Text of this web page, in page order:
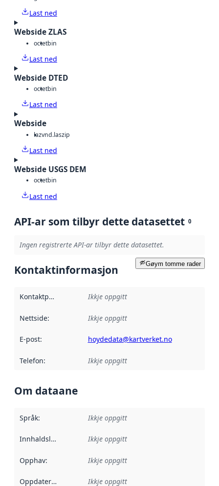
Last ned
Webside ZLAS
octetbin
Last ned
Webside DTED
octetbin
Last ned
Webside
lazvnd.laszip
Last ned
Webside USGS DEM
octetbin
Last ned
API-ar som tilbyr dette datasettet 0
Ingen registrerte API-ar tilbyr dette datasettet.
Gøym tomme rader
Kontaktinformasjon
Kontaktpunkt Ikkje oppgitt
Nettside: Ikkje oppgitt
E-post: hoydedata@kartverket.no
Telefon: Ikkje oppgitt
Om dataane
Språk: Ikkje oppgitt
Innhaldsleverandørar :
Ikkje oppgitt
Opphav: Ikkje oppgitt
Oppdateringsfrekvens :
Ikkje oppgitt